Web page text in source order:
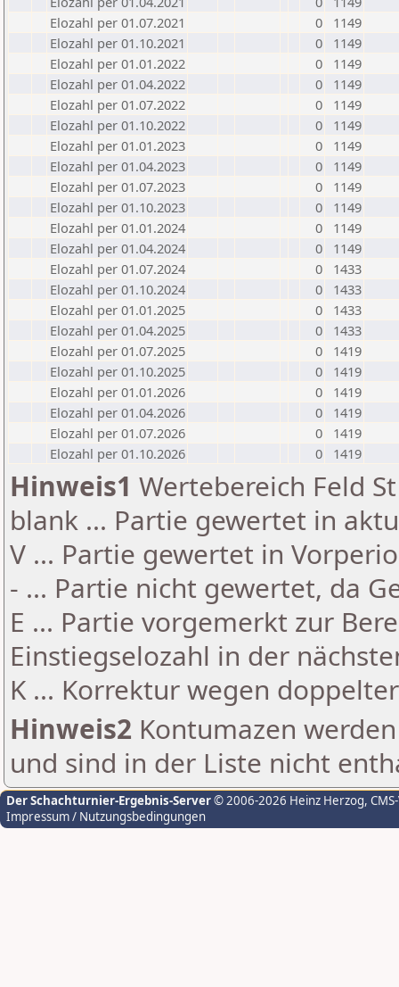
Elozahl per 01.07.2021
0
1149
Elozahl per 01.10.2021
0
1149
Elozahl per 01.01.2022
0
1149
Elozahl per 01.04.2022
0
1149
Elozahl per 01.07.2022
0
1149
Elozahl per 01.10.2022
0
1149
Elozahl per 01.01.2023
0
1149
Elozahl per 01.04.2023
0
1149
Elozahl per 01.07.2023
0
1149
Elozahl per 01.10.2023
0
1149
Elozahl per 01.01.2024
0
1149
Elozahl per 01.04.2024
0
1149
Elozahl per 01.07.2024
0
1433
Elozahl per 01.10.2024
0
1433
Elozahl per 01.01.2025
0
1433
Elozahl per 01.04.2025
0
1433
Elozahl per 01.07.2025
0
1419
Elozahl per 01.10.2025
0
1419
Elozahl per 01.01.2026
0
1419
Elozahl per 01.04.2026
0
1419
Elozahl per 01.07.2026
0
1419
Elozahl per 01.10.2026
0 1419
Hinweis1 Wertebereich Feld
blank ... Partie gewertet in
V ... Partie gewertet in
- ... Partie nicht gewertet, da
E ... Partie vorgemerkt zur
Einstiegselozahl in der
K ... Korrektur wegen
Hinweis2 Kontumazen
und sind in der Liste nicht
Der Schachturnier-Ergebnis-Server© 2006-2026 Heinz Herzog,
Impressum / Nutzungsbedingungen